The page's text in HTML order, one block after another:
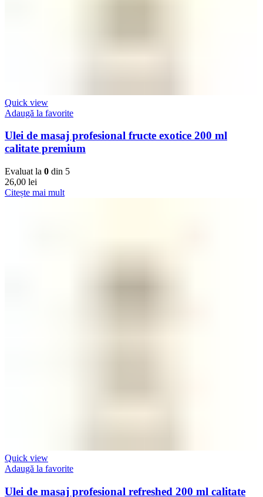
Quick view
Adaugă la favorite
Ulei de masaj profesional fructe exotice 200 ml
calitate premium
Evaluat la 0 din 5
26,00 lei
Citește mai mult
Quick view
Adaugă la favorite
Ulei de masaj profesional refreshed 200 ml calitate